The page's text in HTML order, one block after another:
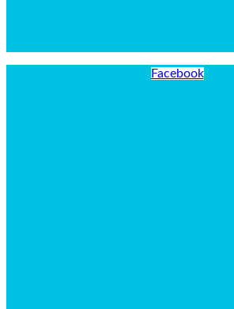
Facebook